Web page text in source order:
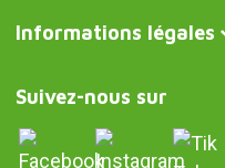
Informations légales
Suivez-nous sur